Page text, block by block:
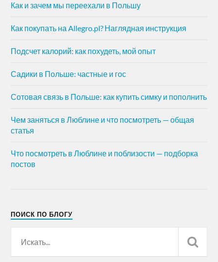
Как и зачем мы переехали в Польшу
Как покупать на Allegro.pl? Наглядная инструкция
Подсчет калорий: как похудеть, мой опыт
Садики в Польше: частные и гос
Сотовая связь в Польше: как купить симку и пополнить
Чем заняться в Люблине и что посмотреть — общая
статья
Что посмотреть в Люблине и поблизости — подборка
постов
ПОИСК ПО БЛОГУ